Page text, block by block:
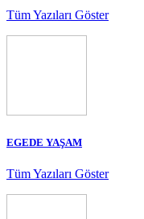
Tüm Yazıları Göster
EGEDE YAŞAM
Tüm Yazıları Göster